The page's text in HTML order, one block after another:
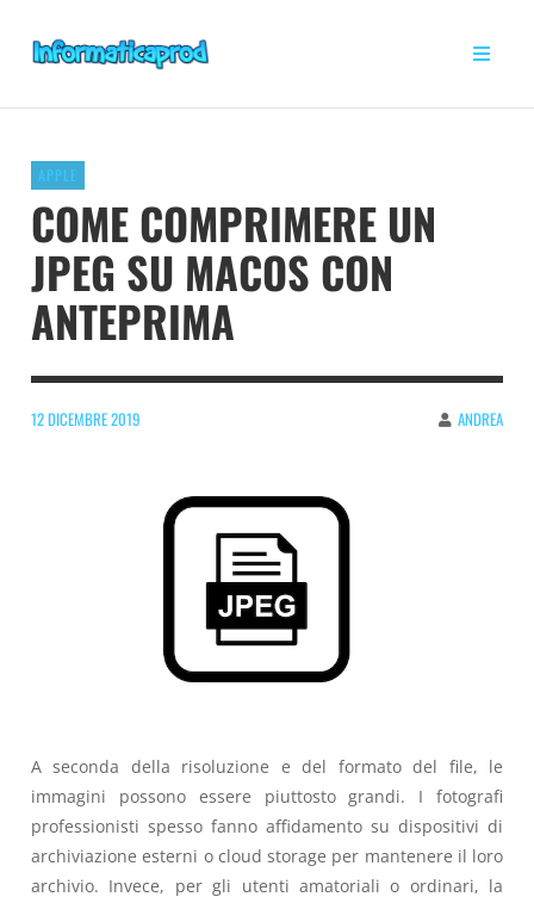
APPLE
COME COMPRIMERE UN
JPEG SU MACOS CON
ANTEPRIMA
12 DICEMBRE 2019 ANDREA
A seconda della risoluzione e del formato del file, le
immagini possono essere piuttosto grandi. I fotografi
professionisti spesso fanno affidamento su dispositivi di
archiviazione esterni o cloud storage per mantenere il loro
archivio. Invece, per gli utenti amatoriali o ordinari, la